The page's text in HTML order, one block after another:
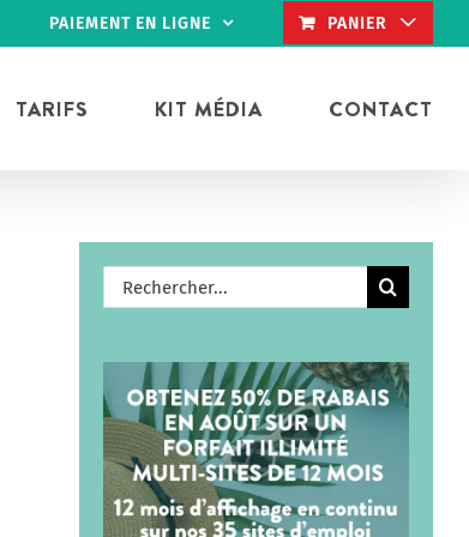
PAIEMENT EN LIGNE PANIER
TARIFS KIT MÉDIA CONTACT
Rechercher: